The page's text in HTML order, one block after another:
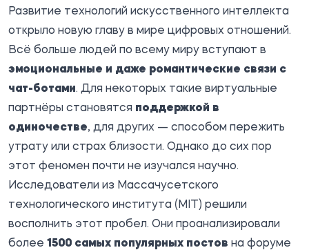
Развитие технологий искусственного интеллекта
открыло новую главу в мире цифровых отношений.
Всё больше людей по всему миру вступают в
эмоциональные и даже романтические связи с
чат-ботами. Для некоторых такие виртуальные
партнёры становятся поддержкой в
одиночестве, для других — способом пережить
утрату или страх близости. Однако до сих пор
этот феномен почти не изучался научно.
Исследователи из Массачусетского
технологического института (MIT) решили
восполнить этот пробел. Они проанализировали
более 1500 самых популярных постов на форуме